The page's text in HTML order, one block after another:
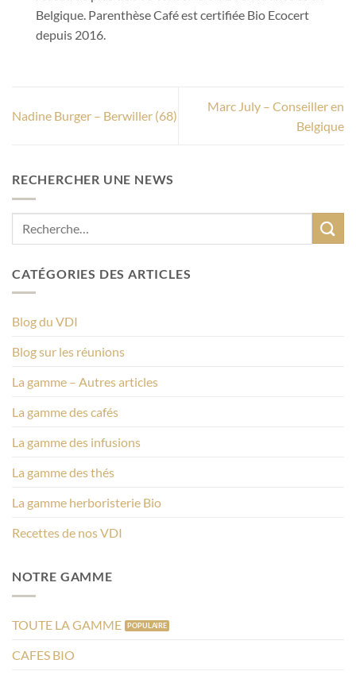
RECHERCHER UNE NEWS
CATÉGORIES DES ARTICLES
Blog du VDI
Blog sur les réunions
La gamme – Autres articles
La gamme des cafés
La gamme des infusions
La gamme des thés
La gamme herboristerie Bio
Recettes de nos VDI
NOTRE GAMME
TOUTE LA GAMME
CAFES BIO
Belgique. Parenthèse Café est certifiée Bio Ecocert
depuis 2016.
Nadine Burger – Berwiller (68)
Marc July – Conseiller en
Belgique